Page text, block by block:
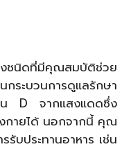
ชนิดที่มีคุณสมบัติช่วย
ระบวนการดูแลรักษา
น D จากแสงแดดซึ่ง
งกายได้ นอกจากนี้ คุณ
บประทานอาหาร เช่น